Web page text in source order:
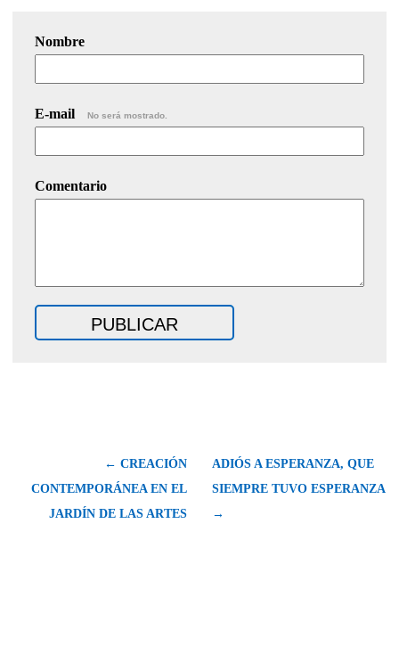
Nombre
E-mail No será mostrado.
Comentario
← CREACIÓN
CONTEMPORÁNEA EN EL
JARDÍN DE LAS ARTES
ADIÓS A ESPERANZA, QUE
SIEMPRE TUVO ESPERANZA
→